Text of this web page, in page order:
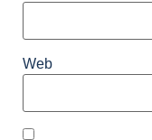
Web